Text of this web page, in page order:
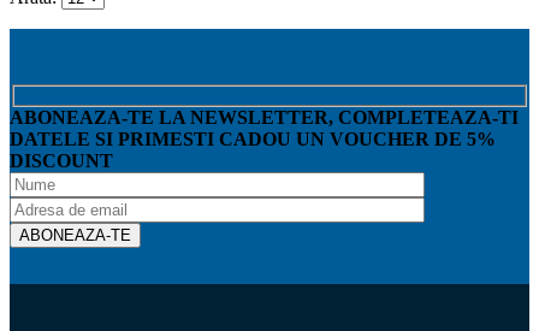
ABONEAZA-TE LA NEWSLETTER, COMPLETEAZA-TI
DATELE SI PRIMESTI CADOU UN VOUCHER DE 5%
DISCOUNT